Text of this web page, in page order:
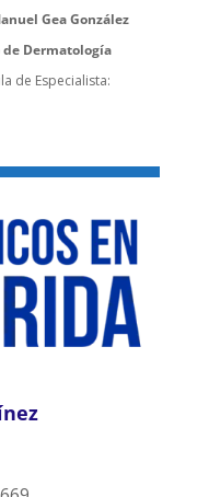
Gea González
Dermatología
de Especialista: